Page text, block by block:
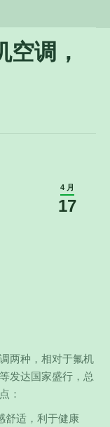
调，
4 月
17
两种，相对于氟机
发达国家盛行，总
：
舒适，利于健康